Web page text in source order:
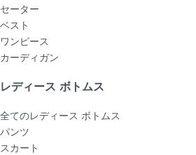
セーター
ベスト
ワンピース
カーディガン
レディース ボトムス
全てのレディース ボトムス
パンツ
スカート